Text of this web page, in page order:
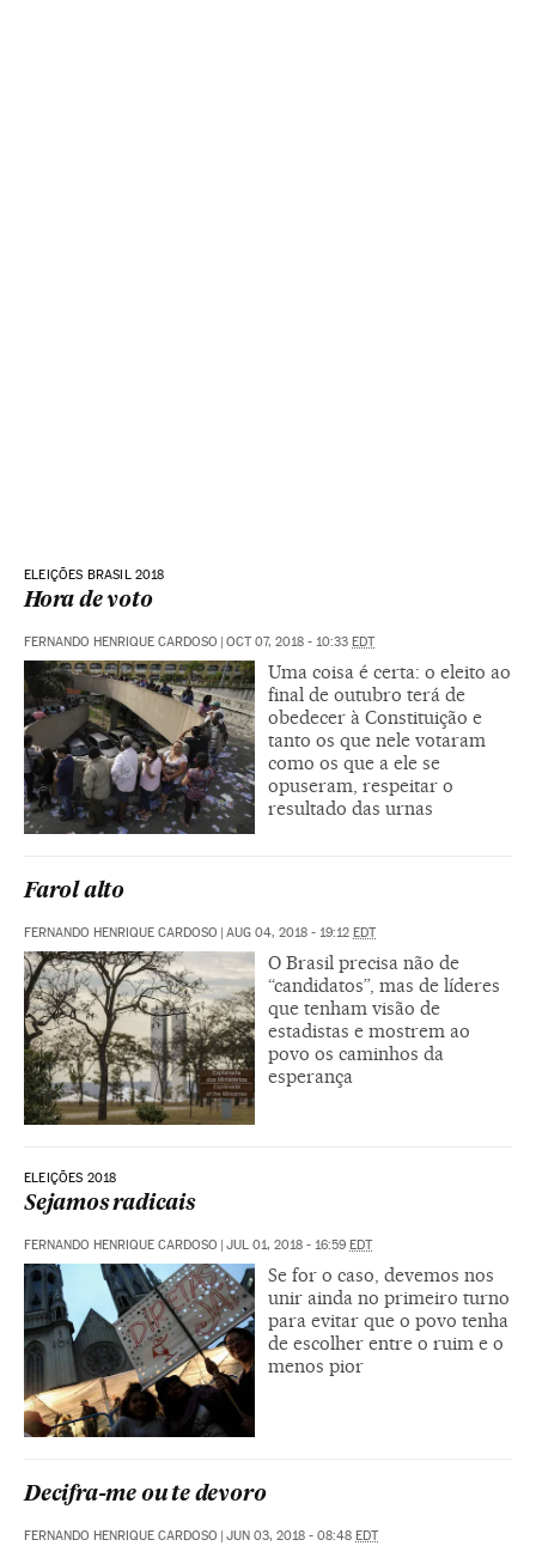
ELEIÇÕES BRASIL 2018
Hora de voto
FERNANDO HENRIQUE CARDOSO | OCT 07, 2018 - 10:33 EDT
Uma coisa é certa: o eleito ao
final de outubro terá de
obedecer à Constituição e
tanto os que nele votaram
como os que a ele se
opuseram, respeitar o
resultado das urnas
Farol alto
FERNANDO HENRIQUE CARDOSO | AUG 04, 2018 - 19:12 EDT
O Brasil precisa não de
“candidatos”, mas de líderes
que tenham visão de
estadistas e mostrem ao
povo os caminhos da
esperança
ELEIÇÕES 2018
Sejamos radicais
FERNANDO HENRIQUE CARDOSO | JUL 01, 2018 - 16:59 EDT
Se for o caso, devemos nos
unir ainda no primeiro turno
para evitar que o povo tenha
de escolher entre o ruim e o
menos pior
Decifra-me ou te devoro
FERNANDO HENRIQUE CARDOSO | JUN 03, 2018 - 08:48 EDT